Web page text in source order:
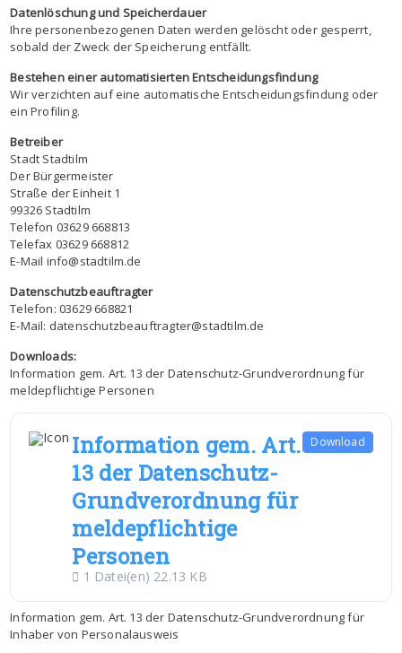
Datenlöschung und Speicherdauer
Ihre personenbezogenen Daten werden gelöscht oder gesperrt,
sobald der Zweck der Speicherung entfällt.
Bestehen einer automatisierten Entscheidungsfindung
Wir verzichten auf eine automatische Entscheidungsfindung oder
ein Profiling.
Betreiber
Stadt Stadtilm
Der Bürgermeister
Straße der Einheit 1
99326 Stadtilm
Telefon 03629 668813
Telefax 03629 668812
E-Mail info@stadtilm.de
Datenschutzbeauftragter
Telefon: 03629 668821
E-Mail: datenschutzbeauftragter@stadtilm.de
Downloads:
Information gem. Art. 13 der Datenschutz-Grundverordnung für
meldepflichtige Personen
Information gem. Art.
13 der Datenschutz-
Grundverordnung für
meldepflichtige
Personen
1 Datei(en) 22.13 KB
Download
Information gem. Art. 13 der Datenschutz-Grundverordnung für
Inhaber von Personalausweis